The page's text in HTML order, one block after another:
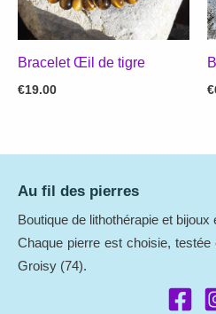
Bracelet Œil de tigre
€19.00 €
Au fil des pierres
Boutique de lithothérapie et bijoux
Chaque pierre est choisie,
Groisy (74).